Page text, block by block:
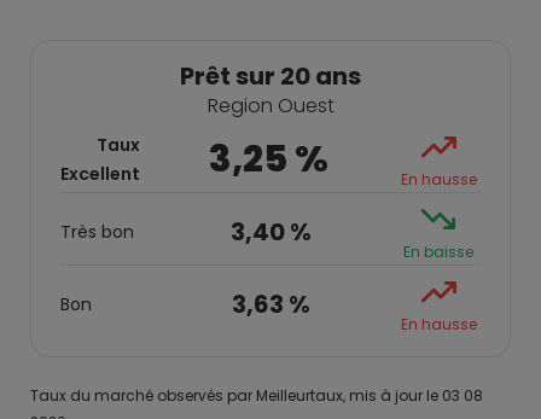
Prêt sur 20 ans
Region Ouest
Taux
Excellent
3,25 % En hausse
Très bon 3,40 %
En baisse
Bon 3,63 %
En hausse
Taux du marché observés par Meilleurtaux, mis à jour le 03 08